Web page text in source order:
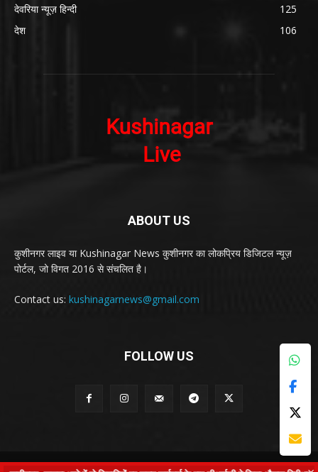
देवरिया न्यूज़ हिन्दी
125
देश
106
ABOUT US
कुशीनगर लाइव या Kushinagar News कुशीनगर का लोकप्रिय डिजिटल न्यूज़
पोर्टल, जो विगत 2016 से संचलित है।
Contact us: kushinagarnews@gmail.com
FOLLOW US
© Kushinagar Live - 2022